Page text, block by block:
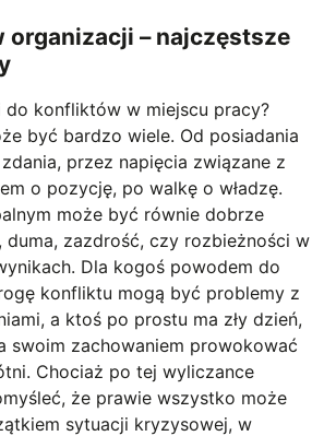
organizacji – najczęstsze
do konfliktów w miejscu pracy?
być bardzo wiele. Od posiadania
przez napięcia związane z
o pozycję, po walkę o władzę.
może być równie dobrze
duma, zazdrość, czy rozbieżności w
Dla kogoś powodem do
konfliktu mogą być problemy z
a ktoś po prostu ma zły dzień,
swoim zachowaniem prowokować
Chociaż po tej wyliczance
że prawie wszystko może
sytuacji kryzysowej, w